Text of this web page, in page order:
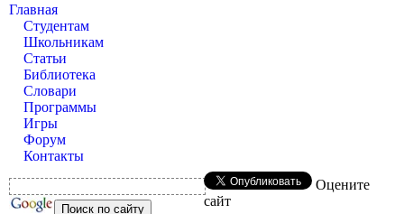
Главная
Студентам
Школьникам
Статьи
Библиотека
Словари
Программы
Игры
Форум
Контакты
Оцените
сайт